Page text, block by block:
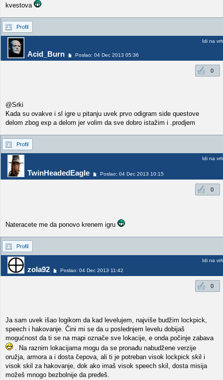
kvestova
Profil
Acid_Burn Poslao: 04 Dec 2013 05:36
Idi na vrh
0
@Srki
Kada su ovakve i sl igre u pitanju uvek prvo odigram side questove
delom zbog exp a delom jer volim da sve dobro istažim i .prodjem
Profil
TwinHeadedEagle Poslao: 04 Dec 2013 10:15
Idi na vrh
0
Nateracete me da ponovo krenem igru
Profil
zola92 Poslao: 04 Dec 2013 11:42
Idi na vrh
0
Ja sam uvek išao logikom da kad levelujem, najviše budžim lockpick,
speech i hakovanje. Čini mi se da u poslednjem levelu dobijaš
mogućnost da ti se na mapi označe sve lokacije, e onda počinje zabava
. Na raznim lokacijama mogu da se pronađu nabudžene verzije
oružja, armora a i dosta čepova, ali ti je potreban visok lockpick skil i
visok skil za hakovanje, dok ako imaš visok speech skil, dosta misija
možeš mnogo bezbolnije da pređeš.